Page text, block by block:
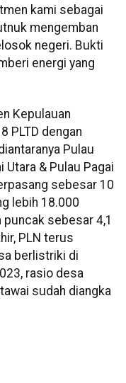
kami sebagai
mengemban
negeri. Bukti
energi yang
Kepulauan
PLTD dengan
Pulau
Utara & Pulau Pagai
sebesar 10
lebih 18.000
sebesar 4,1
PLN terus
berlistriki di
rasio desa
sudah diangka